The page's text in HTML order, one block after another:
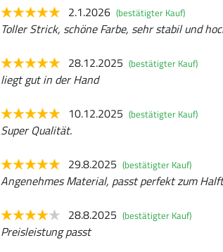
2.1.2026 (bestätigter Kauf)
Toller Strick, schöne Farbe, sehr stabil und
28.12.2025 (bestätigter Kauf)
liegt gut in der Hand
10.12.2025 (bestätigter Kauf)
Super Qualität.
29.8.2025 (bestätigter Kauf)
Angenehmes Material, passt perfekt zum
28.8.2025 (bestätigter Kauf)
Preisleistung passt